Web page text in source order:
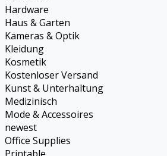
Hardware
Haus & Garten
Kameras & Optik
Kleidung
Kosmetik
Kostenloser Versand
Kunst & Unterhaltung
Medizinisch
Mode & Accessoires
newest
Office Supplies